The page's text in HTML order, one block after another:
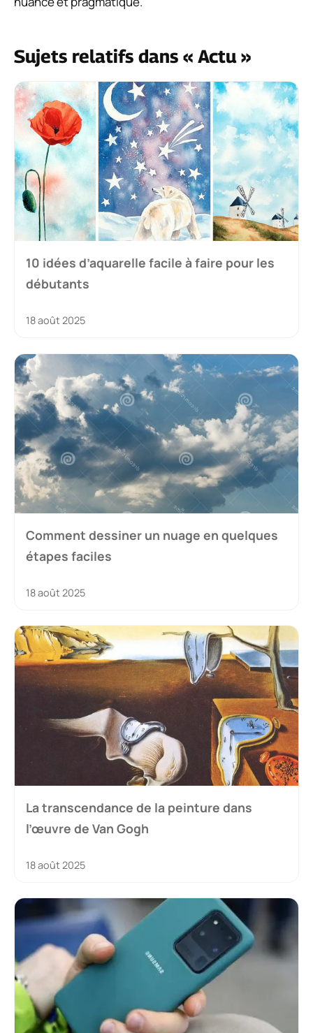
Sujets relatifs dans « Actu »
10 idées d’aquarelle facile à faire pour les
débutants
18 août 2025
Comment dessiner un nuage en quelques
étapes faciles
18 août 2025
La transcendance de la peinture dans
l’œuvre de Van Gogh
18 août 2025